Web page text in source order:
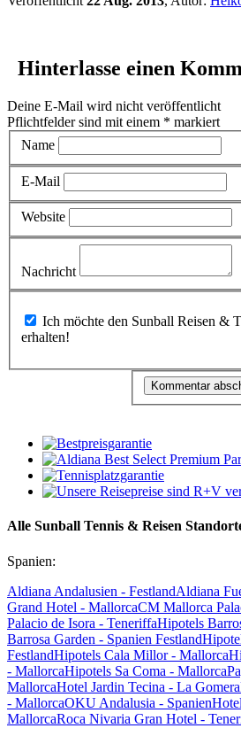
Hinterlasse einen
Deine E-Mail wird nicht veröffentlicht
Pflichtfelder sind mit einem * markiert
Name
E-Mail
Website
Nachricht
erhalten!
Alle Sunball Tennis & Reisen
Spanien:
Aldiana Andalusien - FestlandAldiana
Grand Hotel - MallorcaCM Mallorca
Palacio de Isora - TeneriffaHipotels
Barrosa Garden - Spanien Festland
FestlandHipotels Cala Millor - Mallorca
- MallorcaHipotels Sa Coma - Mallorca
MallorcaHotel Jardin Tecina - La Gomera
- MallorcaOKU Andalusia - Spanien
MallorcaRoca Nivaria Gran Hotel -